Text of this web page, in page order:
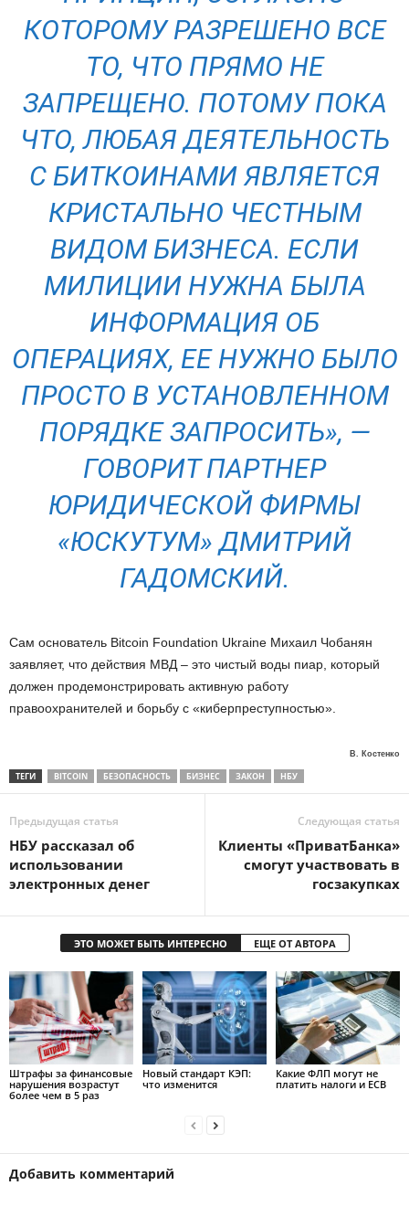
КОТОРОМУ РАЗРЕШЕНО ВСЕ
ТО, ЧТО ПРЯМО НЕ
ЗАПРЕЩЕНО. ПОТОМУ ПОКА
ЧТО, ЛЮБАЯ ДЕЯТЕЛЬНОСТЬ
С БИТКОИНАМИ ЯВЛЯЕТСЯ
КРИСТАЛЬНО ЧЕСТНЫМ
ВИДОМ БИЗНЕСА. ЕСЛИ
МИЛИЦИИ НУЖНА БЫЛА
ИНФОРМАЦИЯ ОБ
ОПЕРАЦИЯХ, ЕЕ НУЖНО БЫЛО
ПРОСТО В УСТАНОВЛЕННОМ
ПОРЯДКЕ ЗАПРОСИТЬ», —
ГОВОРИТ ПАРТНЕР
ЮРИДИЧЕСКОЙ ФИРМЫ
«ЮСКУТУМ» ДМИТРИЙ
ГАДОМСКИЙ.
Сам основатель Bitcoin Foundation Ukraine Михаил Чобанян
заявляет, что действия МВД – это чистый воды пиар, который
должен продемонстрировать активную работу
правоохранителей и борьбу с «киберпреступностью».
В. Костенко
ТЕГИ BITCOIN БЕЗОПАСНОСТЬ БИЗНЕС ЗАКОН НБУ
Предыдущая статья
НБУ рассказал об
использовании
электронных денег
Следующая статья
Клиенты «ПриватБанка»
смогут участвовать в
госзакупках
ЭТО МОЖЕТ БЫТЬ ИНТЕРЕСНО ЕЩЕ ОТ АВТОРА
Штрафы за финансовые
нарушения возрастут
более чем в 5 раз
Новый стандарт КЭП:
что изменится
Какие ФЛП могут не
платить налоги и ЕСВ
Добавить комментарий